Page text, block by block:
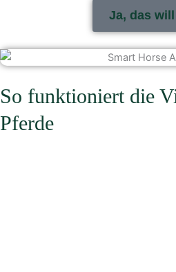
Ja, das
So funktioniert die
Pferde